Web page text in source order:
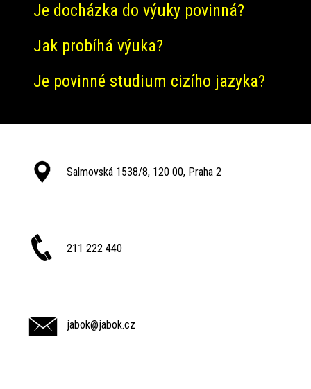
Je docházka do výuky povinná?
Jak probíhá výuka?
Je povinné studium cizího jazyka?
Salmovská 1538/8, 120 00, Praha 2
211 222 440
jabok@jabok.cz